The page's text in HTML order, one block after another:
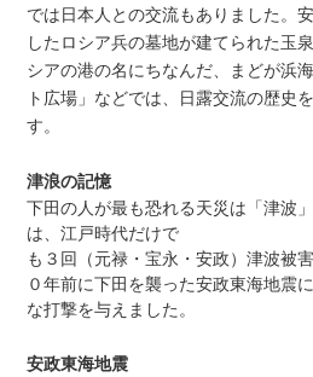
では日本人との交流もありました。
したロシア兵の墓地が建てられた玉
シアの港の名にちなんだ、まどが浜
ト広場 」などでは、日露交流の歴史を
す。
津浪の記憶
下田の人が最も恐れる天災は「津波
は、江戸時代だけで
も３回（元禄・宝永・安政）津波被
０年前に下田を襲った安政東海地震
な打撃を与えました。
安政東海地震